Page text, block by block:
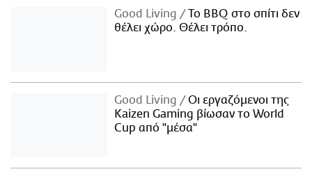
Good Living
Το BBQ στο σπίτι δεν
θέλει χώρο. Θέλει τρόπο.
Good Living
Οι εργαζόμενοι της
Kaizen Gaming βίωσαν το World
Cup από "μέσα"